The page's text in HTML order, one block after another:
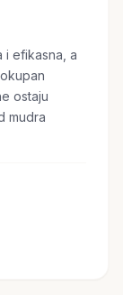
i efikasna, a
ostaju
mudra